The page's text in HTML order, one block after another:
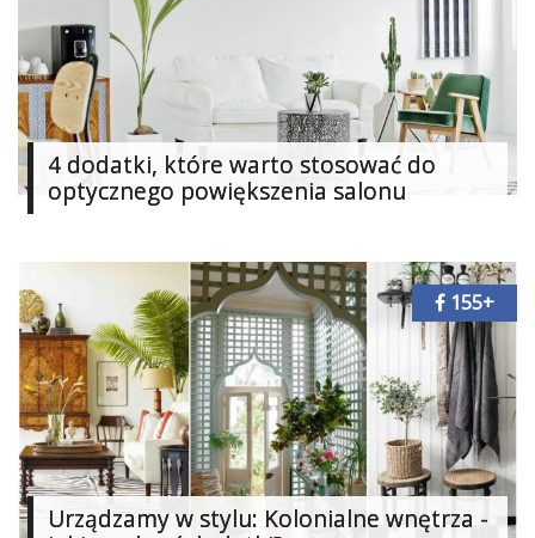
4 dodatki, które warto stosować do
optycznego powiększenia salonu
Urządzamy w stylu: Kolonialne wnętrza -
155+